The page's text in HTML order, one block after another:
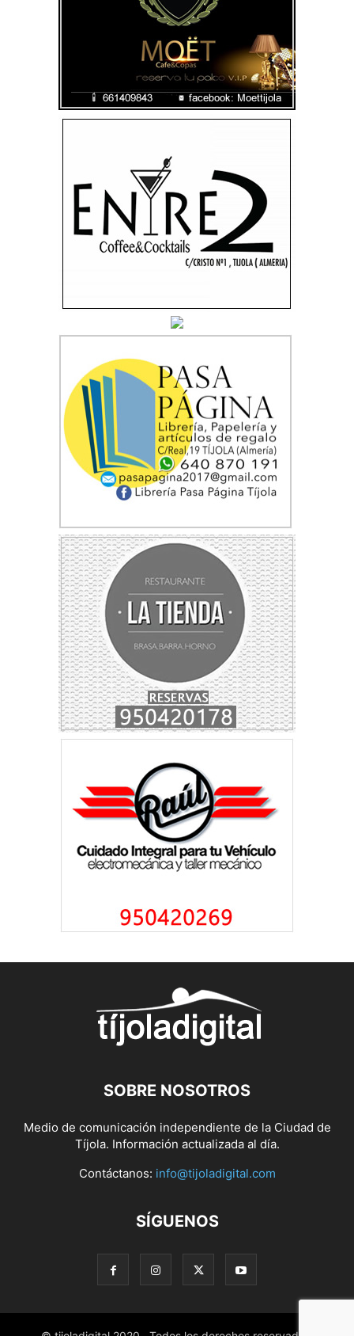
SOBRE NOSOTROS
Medio de comunicación independiente de la Ciudad de
Tíjola. Información actualizada al día.
Contáctanos: info@tijoladigital.com
SÍGUENOS